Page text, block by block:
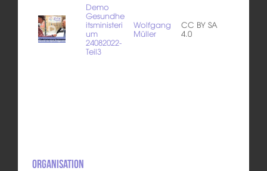
Demo
Gesundhe
itsministeri
um
24082022-
Teil3
Wolfgang
Müller
CC BY SA
4.0
Organisation